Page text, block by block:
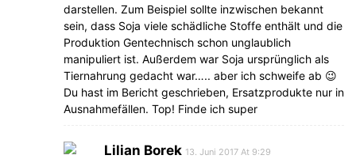
darstellen. Zum Beispiel sollte inzwischen bekannt
sein, dass Soja viele schädliche Stoffe enthält und die
Produktion Gentechnisch schon unglaublich
manipuliert ist. Außerdem war Soja ursprünglich als
Tiernahrung gedacht war….. aber ich schweife ab 😉
Du hast im Bericht geschrieben, Ersatzprodukte nur in
Ausnahmefällen. Top! Finde ich super
Lilian Borek 13. Juni 2017 At 9:29